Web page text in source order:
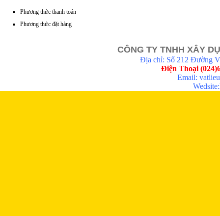
Phương thức thanh toán
Phương thức đặt hàng
CÔNG TY TNHH XÂY
Địa chỉ: Số 212 Đường
Điện Thoại
Email: